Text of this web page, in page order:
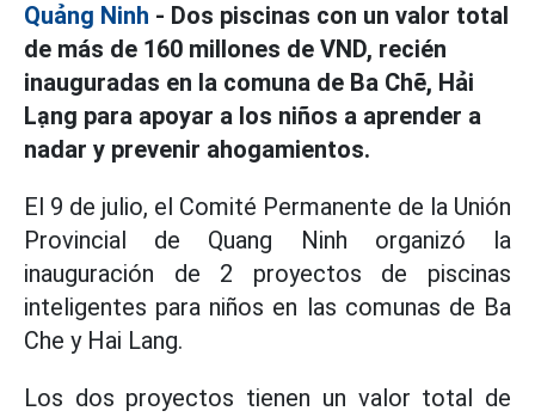
Quảng Ninh - Dos piscinas con un valor total
de más de 160 millones de VND, recién
inauguradas en la comuna de Ba Chẽ, Hải
Lạng para apoyar a los niños a aprender a
nadar y prevenir ahogamientos.
El 9 de julio, el Comité Permanente de la Unión
Provincial de Quang Ninh organizó la
inauguración de 2 proyectos de piscinas
inteligentes para niños en las comunas de Ba
Che y Hai Lang.
Los dos proyectos tienen un valor total de